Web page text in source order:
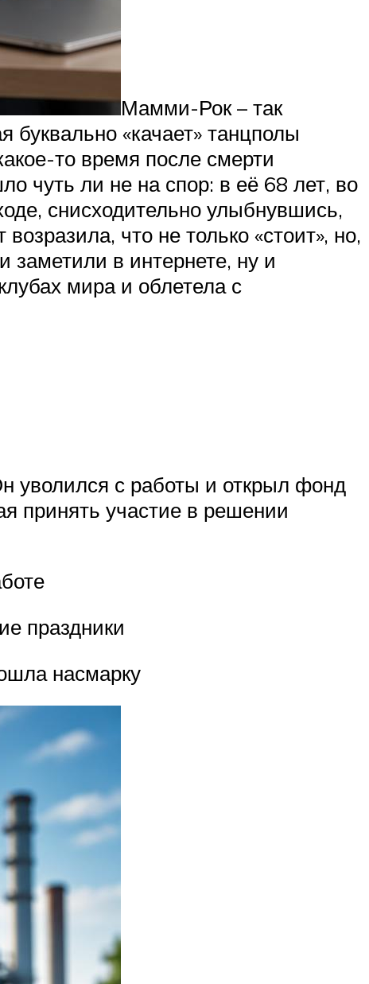
Мамми-Рок – так
«качает» танцполы
то время после смерти
чуть ли не на спор: в её 68 лет, во
снисходительно улыбнувшись,
что не только «стоит», но,
заметили в интернете, ну и
мира и облетела с
уволился с работы и открыл фонд
принять участие в решении
праздники
насмарку